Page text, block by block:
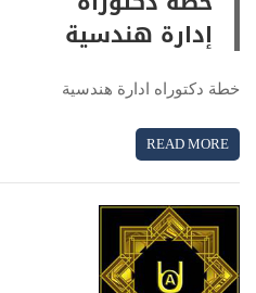
إدارة هندسية
خطة دكتوراه ادارة هندسية
READ MORE